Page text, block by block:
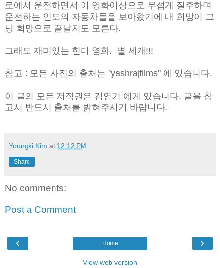
로에서 운전하면서 이 영화이상으로 무섭게 질주하며
운전하는 인도의 자동차들을 보아왔기에 내 희망이 그
냥 희망으로 끝날지도 모른다.
그래도 재미있는 힌디 영화. 별 세개!!!
참고 : 모든 사진의 출처는 "yashrajfilms" 에 있습니다.
이 글의 모든 저작권은 김영기 에게 있습니다. 글을 참
고시 반드시 출처를 밝혀주시기 바랍니다.
Youngki Kim at 12:12 PM
Share
No comments:
Post a Comment
‹ ›
Home
View web version